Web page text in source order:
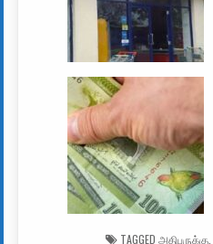
TAGGED அதிபருக்கு,